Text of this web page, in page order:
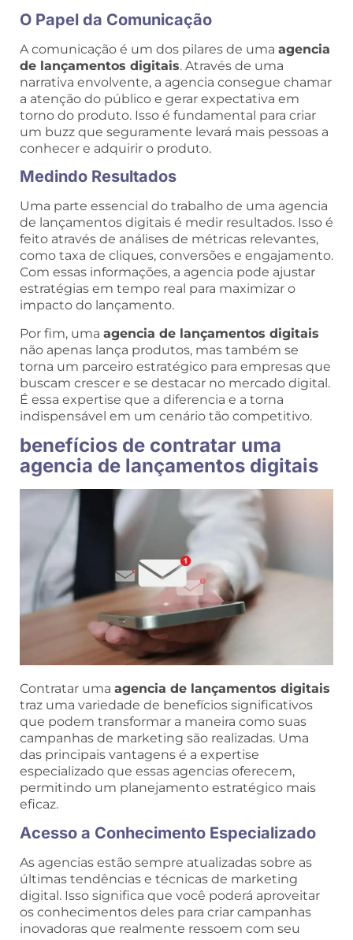
O Papel da Comunicação
A comunicação é um dos pilares de uma agencia
de lançamentos digitais. Através de uma
narrativa envolvente, a agencia consegue chamar
a atenção do público e gerar expectativa em
torno do produto. Isso é fundamental para criar
um buzz que seguramente levará mais pessoas a
conhecer e adquirir o produto.
Medindo Resultados
Uma parte essencial do trabalho de uma agencia
de lançamentos digitais é medir resultados. Isso é
feito através de análises de métricas relevantes,
como taxa de cliques, conversões e engajamento.
Com essas informações, a agencia pode ajustar
estratégias em tempo real para maximizar o
impacto do lançamento.
Por fim, uma agencia de lançamentos digitais
não apenas lança produtos, mas também se
torna um parceiro estratégico para empresas que
buscam crescer e se destacar no mercado digital.
É essa expertise que a diferencia e a torna
indispensável em um cenário tão competitivo.
benefícios de contratar uma
agencia de lançamentos digitais
Contratar uma agencia de lançamentos digitais
traz uma variedade de benefícios significativos
que podem transformar a maneira como suas
campanhas de marketing são realizadas. Uma
das principais vantagens é a expertise
especializado que essas agencias oferecem,
permitindo um planejamento estratégico mais
eficaz.
Acesso a Conhecimento Especializado
As agencias estão sempre atualizadas sobre as
últimas tendências e técnicas de marketing
digital. Isso significa que você poderá aproveitar
os conhecimentos deles para criar campanhas
inovadoras que realmente ressoem com seu